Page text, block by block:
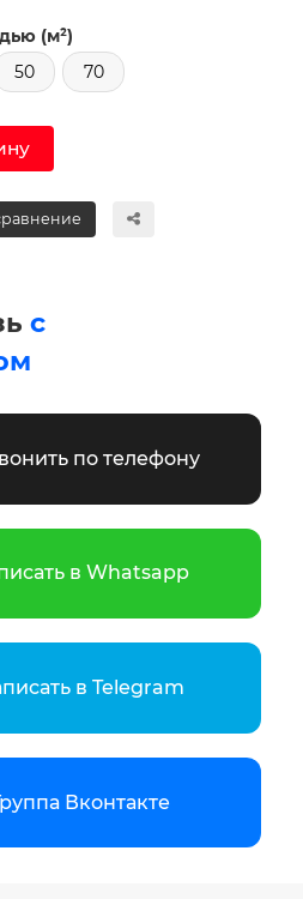
(м²)
50 70
с
по телефону
в Whatsapp
в Telegram
Вконтакте